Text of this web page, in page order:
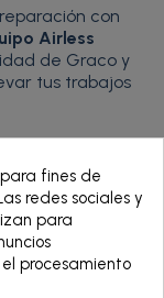
con
Airless
de Graco y
tus trabajos
fines de
redes sociales y
para
procesamiento